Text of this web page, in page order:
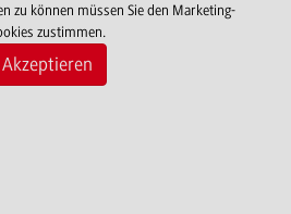
zu können müssen Sie den Marketing-
zustimmen.
Akzeptieren